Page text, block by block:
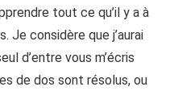
tout ce qu’il y a à
Je considère que j’aurai
d’entre vous m’écris
de dos sont résolus, ou